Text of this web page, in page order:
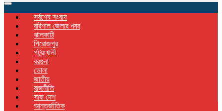
Toggle
navigationসর্বশেষ সংবাদ
বরিশাল জেলার খবর
ঝালকাঠি
পিরোজপুর
পটুয়াখালী
বরগুনা
ভোলা
জাতীয়
রাজনীতি
সারা দেশ
আন্তর্জাতিক